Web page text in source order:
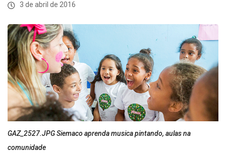
3 de abril de 2016
GAZ_2527.JPG Siemaco aprenda musica pintando, aulas na
comunidade